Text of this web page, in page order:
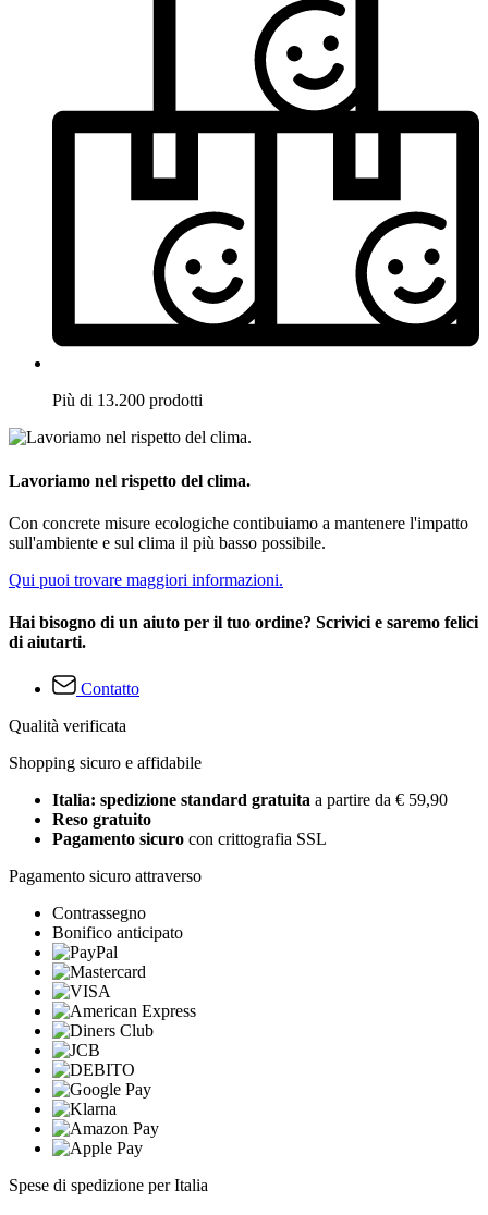
Più di 13.200 prodotti
Lavoriamo nel rispetto del clima.
Con concrete misure ecologiche contibuiamo a mantenere l'impatto
sull'ambiente e sul clima il più basso possibile.
Qui puoi trovare maggiori informazioni.
Hai bisogno di un aiuto per il tuo ordine? Scrivici e saremo felici
di aiutarti.
Contatto
Qualità verificata
Shopping sicuro e affidabile
Italia: spedizione standard gratuita a partire da € 59,90
Reso gratuito
Pagamento sicuro con crittografia SSL
Pagamento sicuro attraverso
Contrassegno
Bonifico anticipato
Spese di spedizione per Italia